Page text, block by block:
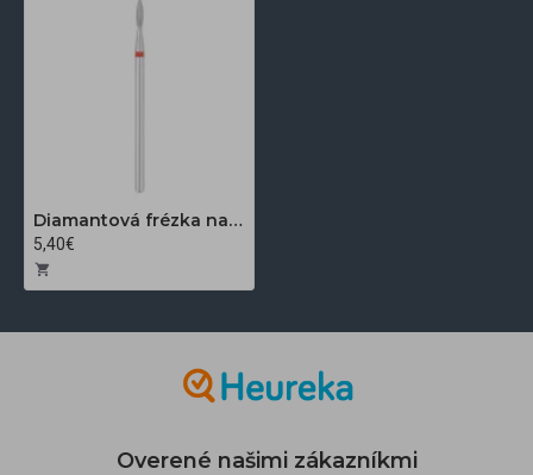
Diamantová frézka na nechty Exo pro plameň 2,1 mm
5,40€
Overené našimi zákazníkmi